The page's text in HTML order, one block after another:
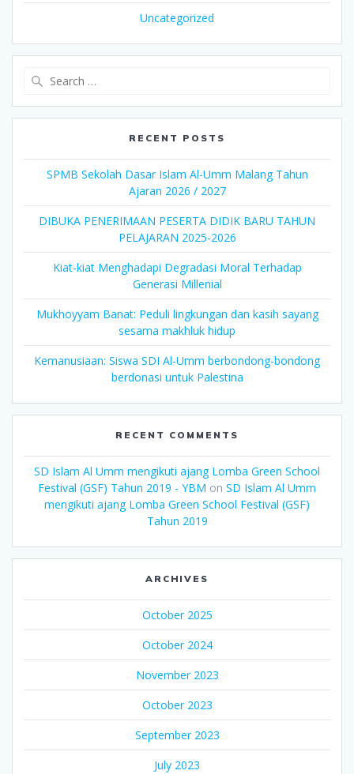
Uncategorized
RECENT POSTS
SPMB Sekolah Dasar Islam Al-Umm Malang Tahun
Ajaran 2026 / 2027
DIBUKA PENERIMAAN PESERTA DIDIK BARU TAHUN
PELAJARAN 2025-2026
Kiat-kiat Menghadapi Degradasi Moral Terhadap
Generasi Millenial
Mukhoyyam Banat: Peduli lingkungan dan kasih sayang
sesama makhluk hidup
Kemanusiaan: Siswa SDI Al-Umm berbondong-bondong
berdonasi untuk Palestina
RECENT COMMENTS
SD Islam Al Umm mengikuti ajang Lomba Green School
Festival (GSF) Tahun 2019 - YBM on SD Islam Al Umm
mengikuti ajang Lomba Green School Festival (GSF)
Tahun 2019
ARCHIVES
October 2025
October 2024
November 2023
October 2023
September 2023
July 2023